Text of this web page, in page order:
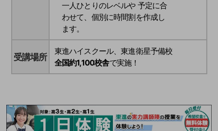
一人ひとりのレベルや 予定に合
わせて、個別に時間割を作成し
ます。
受講場所
東進ハイスクール、東進衛星予備校
全国約1,100校舎で実施！